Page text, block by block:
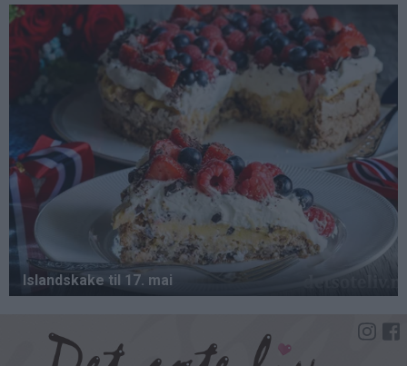
Hopp
hovedinnhold